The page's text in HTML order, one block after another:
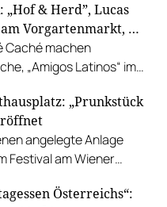
„Hof & Herd”, Lucas
Vorgartenmarkt, …
Caché machen
„Amigos Latinos“ im
in der Riederalm
„Prunkstück
angelegte Anlage
Festival am Wiener
und Österreichs“: